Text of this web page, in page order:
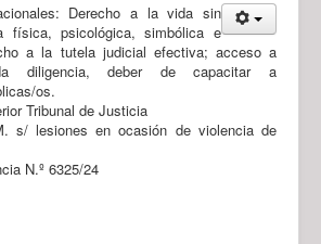
Derecho a la vida sin
física, psicológica, simbólica e
a la tutela judicial efectiva; acceso a
diligencia, deber de capacitar a
os.
Tribunal de Justicia
s/ lesiones en ocasión de violencia de
N.º 6325/24